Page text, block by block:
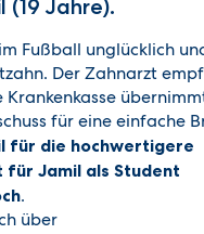
(19 Jahre).
Fußball unglücklich
Der Zahnarzt
für eine einfache
für die hochwertigere
für Jamil als Student
.
über